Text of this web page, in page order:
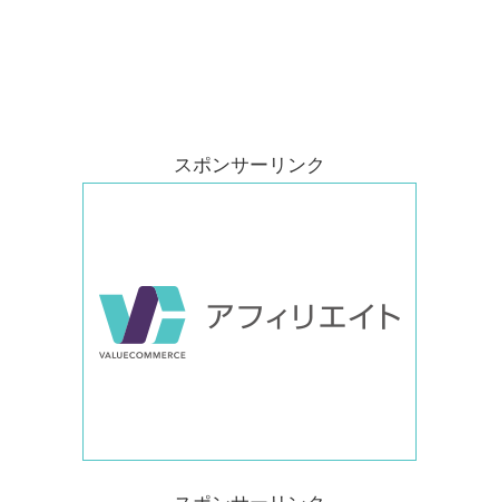
スポンサーリンク